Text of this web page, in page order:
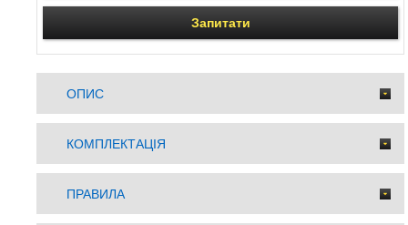
Запитати
ОПИС
КОМПЛЕКТАЦІЯ
ПРАВИЛА